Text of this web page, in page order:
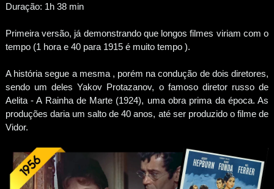
Duração: 1h 38 min
Primeira versão, já demonstrando que longos filmes viriam com o
tempo (1 hora e 40 para 1915 é muito tempo ).
A história segue a mesma , porém na condução de dois diretores,
sendo um deles Yakov Protazanov, o famoso diretor russo de
Aelita - A Rainha de Marte (1924), uma obra prima da época. As
produções daria um salto de 40 anos, até ser produzido o filme de
Vidor.